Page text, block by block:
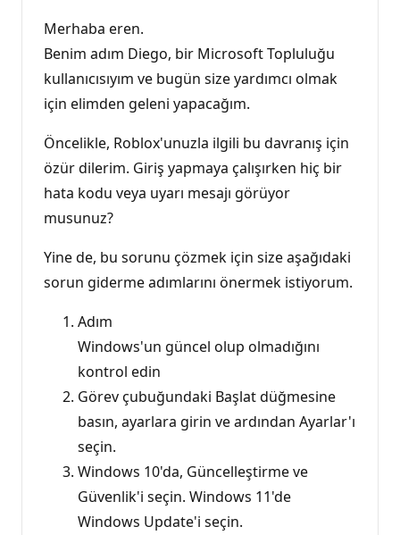
Merhaba eren.
Benim adım Diego, bir Microsoft Topluluğu
kullanıcısıyım ve bugün size yardımcı olmak
için elimden geleni yapacağım.
Öncelikle, Roblox'unuzla ilgili bu davranış için
özür dilerim. Giriş yapmaya çalışırken hiç bir
hata kodu veya uyarı mesajı görüyor
musunuz?
Yine de, bu sorunu çözmek için size aşağıdaki
sorun giderme adımlarını önermek istiyorum.
Adım
Windows'un güncel olup olmadığını
kontrol edin
Görev çubuğundaki Başlat düğmesine
basın, ayarlara girin ve ardından Ayarlar'ı
seçin.
Windows 10'da, Güncelleştirme ve
Güvenlik'i seçin. Windows 11'de
Windows Update'i seçin.